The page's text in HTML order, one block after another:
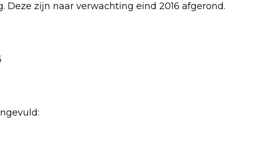
Deze zijn naar verwachting eind 2016 afgerond.